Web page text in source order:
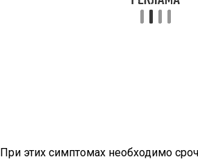
При этих симптомах необходимо